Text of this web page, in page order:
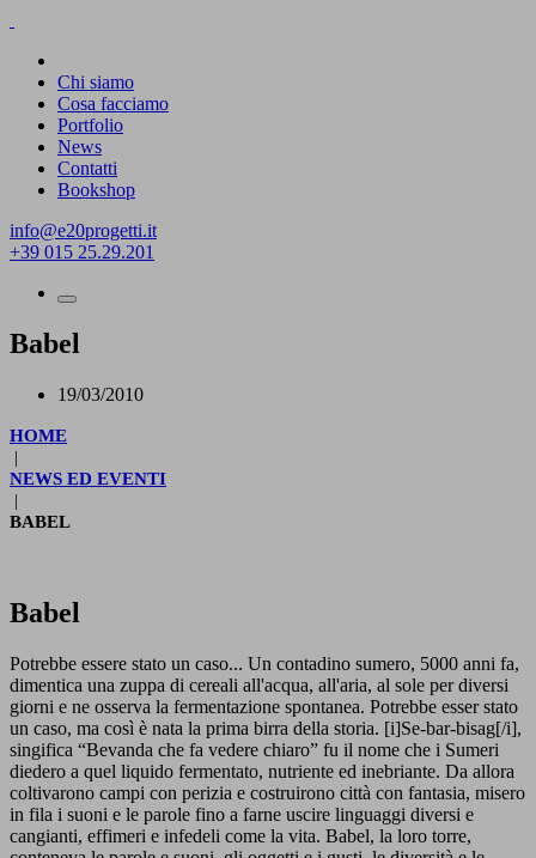
Chi siamo
Cosa facciamo
Portfolio
News
Contatti
Bookshop
info@e20progetti.it
+39 015 25.29.201
Babel
19/03/2010
HOME
|
NEWS ED EVENTI
|
BABEL
Babel
Potrebbe essere stato un caso... Un contadino sumero, 5000 anni fa,
dimentica una zuppa di cereali all'acqua, all'aria, al sole per diversi
giorni e ne osserva la fermentazione spontanea. Potrebbe esser stato
un caso, ma così è nata la prima birra della storia. [i]Se-bar-bisag[/i],
singifica “Bevanda che fa vedere chiaro” fu il nome che i Sumeri
diedero a quel liquido fermentato, nutriente ed inebriante. Da allora
coltivarono campi con perizia e costruirono città con fantasia, misero
in fila i suoni e le parole fino a farne uscire linguaggi diversi e
cangianti, effimeri e infedeli come la vita. Babel, la loro torre,